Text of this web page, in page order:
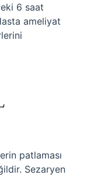
6 saat
ameliyat
patlaması
Sezaryen